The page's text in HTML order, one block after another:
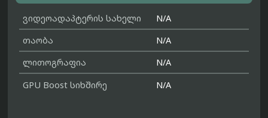
ვიდეოადაპტერის სახელი
N/A
თაობა
N/A
ლითოგრაფია
N/A
GPU Boost სიხშირე
N/A